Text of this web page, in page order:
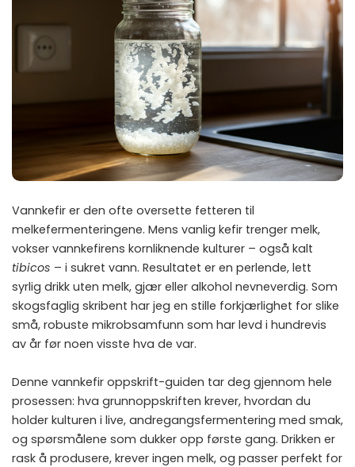
Vannkefir er den ofte oversette fetteren til
melkefermenteringene. Mens vanlig kefir trenger melk,
vokser vannkefirens kornliknende kulturer – også kalt
tibicos – i sukret vann. Resultatet er en perlende, lett
syrlig drikk uten melk, gjær eller alkohol nevneverdig. Som
skogsfaglig skribent har jeg en stille forkjærlighet for slike
små, robuste mikrobsamfunn som har levd i hundrevis
av år før noen visste hva de var.
Denne vannkefir oppskrift-guiden tar deg gjennom hele
prosessen: hva grunnoppskriften krever, hvordan du
holder kulturen i live, andregangsfermentering med smak,
og spørsmålene som dukker opp første gang. Drikken er
rask å produsere, krever ingen melk, og passer perfekt for